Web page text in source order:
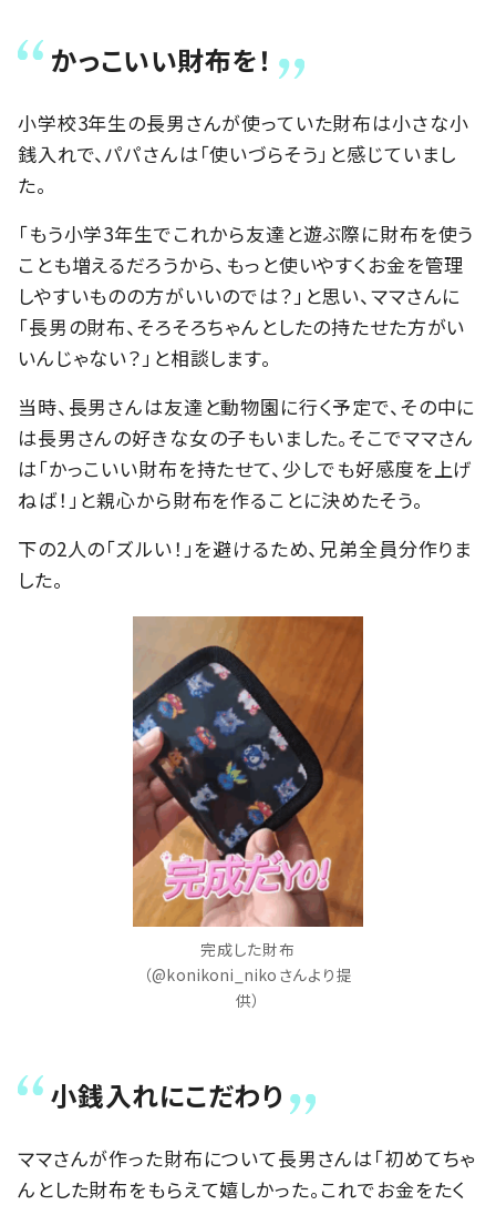
かっこいい財布を！
小学校3年生の長男さんが使っていた財布は小さな小
銭入れで、パパさんは「使いづらそう」と感じていまし
た。
「もう小学3年生でこれから友達と遊ぶ際に財布を使う
ことも増えるだろうから、もっと使いやすくお金を管理
しやすいものの方がいいのでは？」と思い、ママさんに
「長男の財布、そろそろちゃんとしたの持たせた方がい
いんじゃない？」と相談します。
当時、長男さんは友達と動物園に行く予定で、その中に
は長男さんの好きな女の子もいました。そこでママさん
は「かっこいい財布を持たせて、少しでも好感度を上げ
ねば！」と親心から財布を作ることに決めたそう。
下の2人の「ズルい！」を避けるため、兄弟全員分作りま
した。
完成した財布
（@konikoni_nikoさんより提
供）
小銭入れにこだわり
ママさんが作った財布について長男さんは「初めてちゃ
んとした財布をもらえて嬉しかった。これでお金をたく